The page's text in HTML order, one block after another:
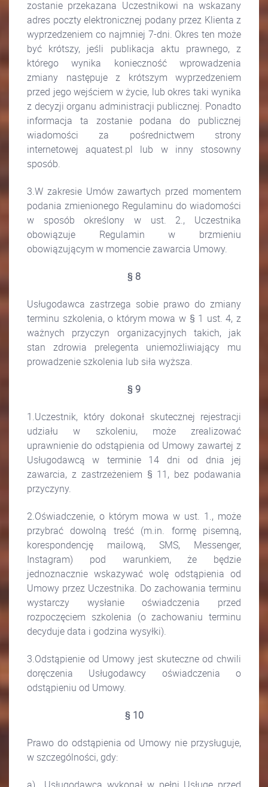
zostanie przekazana Uczestnikowi na wskazany
adres poczty elektronicznej podany przez Klienta z
wyprzedzeniem co najmniej 7-dni. Okres ten może
być krótszy, jeśli publikacja aktu prawnego, z
którego wynika konieczność wprowadzenia
zmiany następuje z krótszym wyprzedzeniem
przed jego wejściem w życie, lub okres taki wynika
z decyzji organu administracji publicznej. Ponadto
informacja ta zostanie podana do publicznej
wiadomości za pośrednictwem strony
internetowej aquatest.pl lub w inny stosowny
sposób.
3.W zakresie Umów zawartych przed momentem
podania zmienionego Regulaminu do wiadomości
w sposób określony w ust. 2., Uczestnika
obowiązuje Regulamin w brzmieniu
obowiązującym w momencie zawarcia Umowy.
§ 8
Usługodawca zastrzega sobie prawo do zmiany
terminu szkolenia, o którym mowa w § 1 ust. 4, z
ważnych przyczyn organizacyjnych takich, jak
stan zdrowia prelegenta uniemożliwiający mu
prowadzenie szkolenia lub siła wyższa.
§ 9
1.Uczestnik, który dokonał skutecznej rejestracji
udziału w szkoleniu, może zrealizować
uprawnienie do odstąpienia od Umowy zawartej z
Usługodawcą w terminie 14 dni od dnia jej
zawarcia, z zastrzeżeniem § 11, bez podawania
przyczyny.
2.Oświadczenie, o którym mowa w ust. 1., może
przybrać dowolną treść (m.in. formę pisemną,
korespondencję mailową, SMS, Messenger,
Instagram) pod warunkiem, że będzie
jednoznacznie wskazywać wolę odstąpienia od
Umowy przez Uczestnika. Do zachowania terminu
wystarczy wysłanie oświadczenia przed
rozpoczęciem szkolenia (o zachowaniu terminu
decyduje data i godzina wysyłki).
3.Odstąpienie od Umowy jest skuteczne od chwili
doręczenia Usługodawcy oświadczenia o
odstąpieniu od Umowy.
§ 10
Prawo do odstąpienia od Umowy nie przysługuje,
w szczególności, gdy: